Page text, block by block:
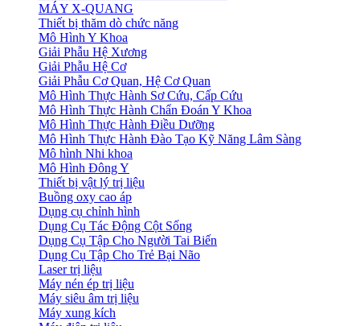
MÁY X-QUANG
Thiết bị thăm dò chức năng
Mô Hình Y Khoa
Giải Phẫu Hệ Xương
Giải Phẫu Hệ Cơ
Giải Phẫu Cơ Quan, Hệ Cơ Quan
Mô Hình Thực Hành Sơ Cứu, Cấp Cứu
Mô Hình Thực Hành Chẩn Đoán Y Khoa
Mô Hình Thực Hành Điều Dưỡng
Mô Hình Thực Hành Đào Tạo Kỹ Năng Lâm Sàng
Mô hình Nhi khoa
Mô Hình Đông Y
Thiết bị vật lý trị liệu
Buồng oxy cao áp
Dụng cụ chỉnh hình
Dụng Cụ Tác Động Cột Sống
Dụng Cụ Tập Cho Người Tai Biến
Dụng Cụ Tập Cho Trẻ Bại Não
Laser trị liệu
Máy nén ép trị liệu
Máy siêu âm trị liệu
Máy xung kích